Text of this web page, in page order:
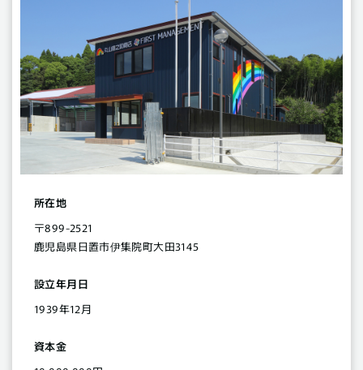
所在地
〒899-2521
鹿児島県日置市伊集院町大田3145
設立年月日
1939年12月
資本金